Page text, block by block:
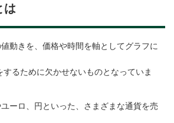
は
動きを、価格や時間を軸としてグラフに
るために欠かせないものとなっていま
ーロ、円といった、さまざまな通貨を売